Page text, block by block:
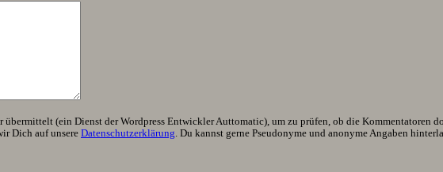
übermittelt (ein Dienst der Wordpress Entwickler Auttomatic), um zu prüfen, ob die
Dich auf unsere Datenschutzerklärung. Du kannst gerne Pseudonyme und anonyme Angaben